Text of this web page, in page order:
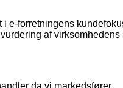
e-forretningens
af virksomhedens
da vi markedsfører